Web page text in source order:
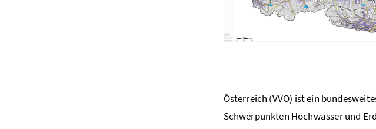
Österreich (VVO) ist ein
Schwerpunkten Hochwasser und